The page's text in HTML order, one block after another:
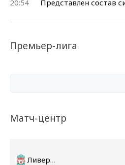
20:54 Представлен состав
Премьер-лига
Матч-центр
Ливерпуль